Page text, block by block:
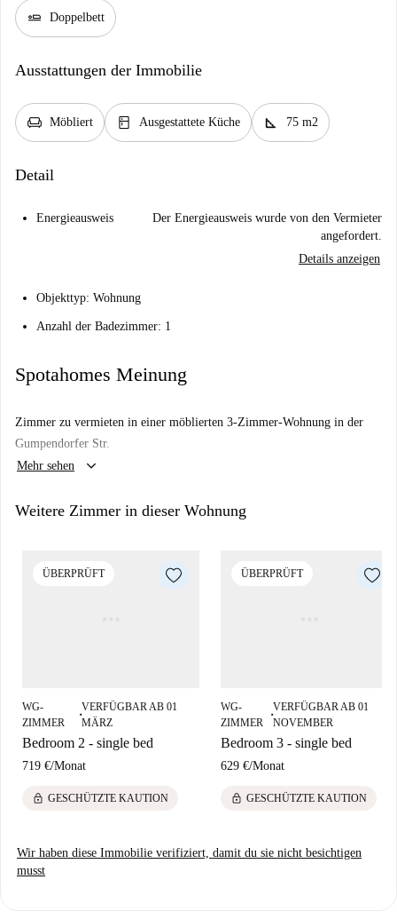
airline_seat_flat Doppelbett
Ausstattungen der Immobilie
chair Möbliert kitchen Ausgestattete Küche square_foot 75 m2
Detail
Energieausweis
Der Energieausweis wurde von den Vermieter
angefordert.
Details anzeigen
Objekttyp: Wohnung
Anzahl der Badezimmer: 1
Spotahomes Meinung
Zimmer zu vermieten in einer möblierten 3-Zimmer-Wohnung in der
Gumpendorfer Str.
Mehr sehen
keyboard_arrow_down
Weitere Zimmer in dieser Wohnung
ÜBERPRÜFT
WG-
ZIMMER
■
VERFÜGBAR AB 01
MÄRZ
Bedroom 2 - single bed
719 €/Monat
lock GESCHÜTZTE KAUTION
ÜBERPRÜFT
WG-
ZIMMER
■
VERFÜGBAR AB 01
NOVEMBER
Bedroom 3 - single bed
629 €/Monat
lock GESCHÜTZTE KAUTION
Wir haben diese Immobilie verifiziert, damit du sie nicht besichtigen
musst